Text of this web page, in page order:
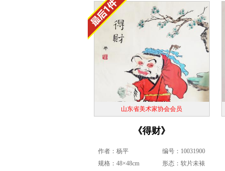
山东省美术家协会会员
《得财》
作者：杨平
规格：48×48cm
编号：10031900
形态：软片未裱